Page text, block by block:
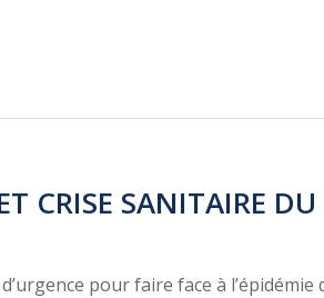
CRISE SANITAIRE
pour faire face à l’épidémie